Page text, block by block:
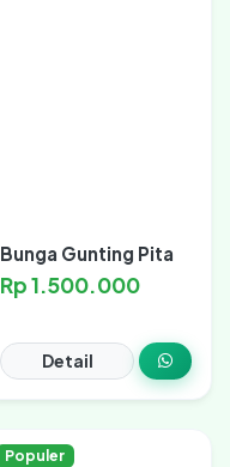
Bunga Gunting Pita
Rp 1.500.000
Detail
Populer